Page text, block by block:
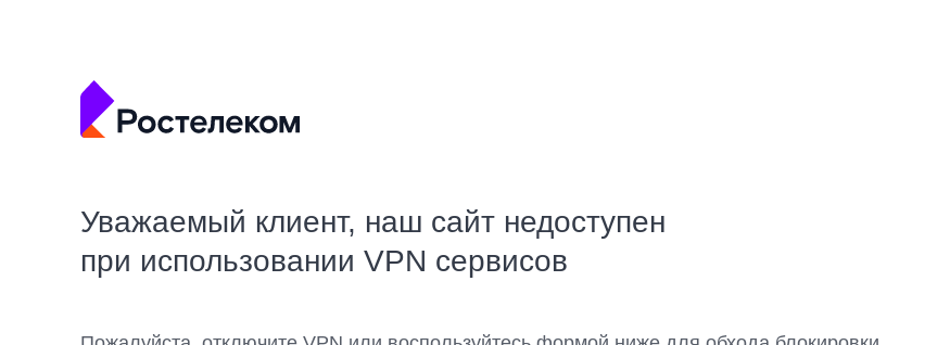
Уважаемый клиент, наш сайт недоступен
при использовании VPN сервисов